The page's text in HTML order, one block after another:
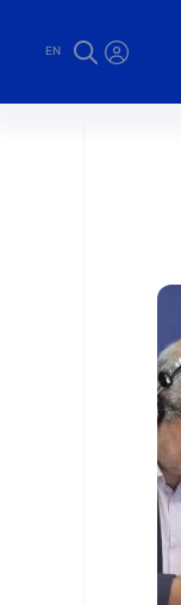
EN